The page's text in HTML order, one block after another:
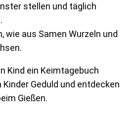
stellen und täglich
wie aus Samen Wurzeln und
Kind ein Keimtagebuch
Kinder Geduld und entdecken
Gießen.